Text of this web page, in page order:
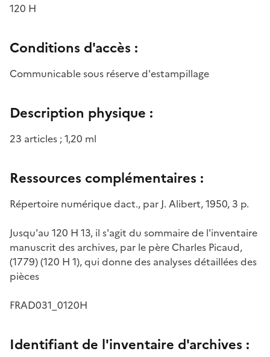
120 H
Conditions d'accès :
Communicable sous réserve d'estampillage
Description physique :
23 articles ; 1,20 ml
Ressources complémentaires :
Répertoire numérique dact., par J. Alibert, 1950, 3 p.
Jusqu'au 120 H 13, il s'agit du sommaire de l'inventaire
manuscrit des archives, par le père Charles Picaud,
(1779) (120 H 1), qui donne des analyses détaillées des
pièces
FRAD031_0120H
Identifiant de l'inventaire d'archives :